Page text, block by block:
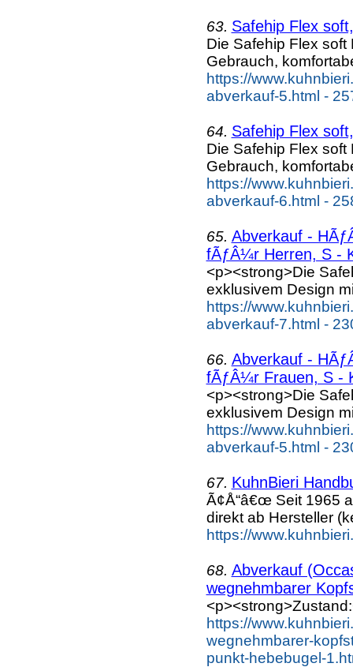
63. Safehip Flex
Die Safehip Flex
Gebrauch,
https://
abverkauf-5.html -
64. Safehip Flex
Die Safehip Flex
Gebrauch,
https://
abverkauf-6.html -
65. Abverkauf -
fÃƒÂ¼r Herren, S -
<p><strong>Die
exklusivem Design
https://
abverkauf-7.html -
66. Abverkauf -
fÃƒÂ¼r Frauen, S -
<p><strong>Die
exklusivem Design
https://
abverkauf-5.html -
67. KuhnBieri
Ã¢Å“â€œ Seit 1965
direkt ab Hersteller
https://
68. Abverkauf
wegnehmbarer
https://
wegnehmbarer-
punkt-hebebugel-